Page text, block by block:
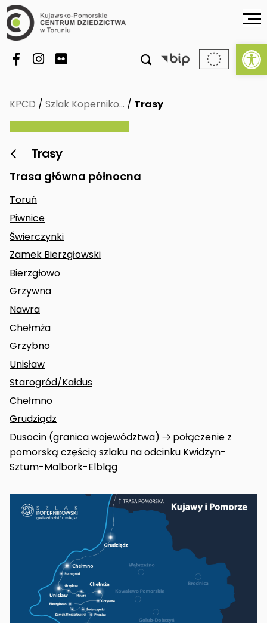

KPCD / Szlak Koperniko… / Trasy
 Trasy
Trasa główna północna
Toruń
Piwnice
Świerczynki
Zamek Bierzgłowski
Bierzgłowo
Grzywna
Nawra
Chełmża
Grzybno
Unisław
Starogród/Kałdus
Chełmno
Grudziądz
Dusocin (granica województwa) → połączenie z
pomorską częścią szlaku na odcinku Kwidzyn-
Sztum-Malbork-Elbląg